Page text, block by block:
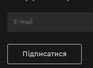
Підписатися